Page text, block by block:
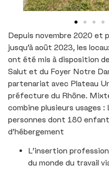
Depuis novembre 2020 et
jusqu’à août 2023, les
ont été mis à disposition
Salut et du Foyer Notre
partenariat avec Plateau
préfecture du Rhône.
combine plusieurs usages :
personnes dont 180
d’hébergement
L’insertion
du monde du travail